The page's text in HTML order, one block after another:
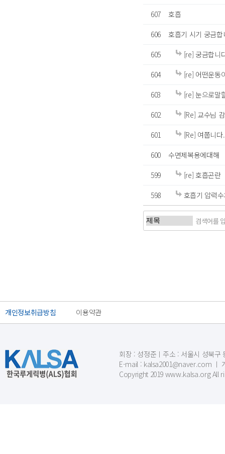
607
호흡
606
호흡기 시기 궁금합
605
[re] 궁금합니
604
[re] 어떤운동
603
[re] 눈으로말
602
[Re] 교수님
601
[Re] 여쭙니다.
600
수면제복용에대해
599
[re] 호흡곤란
598
호흡기 압력
개인정보취급방침 이용약관
회장 : 성정준ㅣ주소 : 서울시 성북구
E-mail : kalsa2001@naver.com ㅣ
Copyright 2019 www.kalsa.org All